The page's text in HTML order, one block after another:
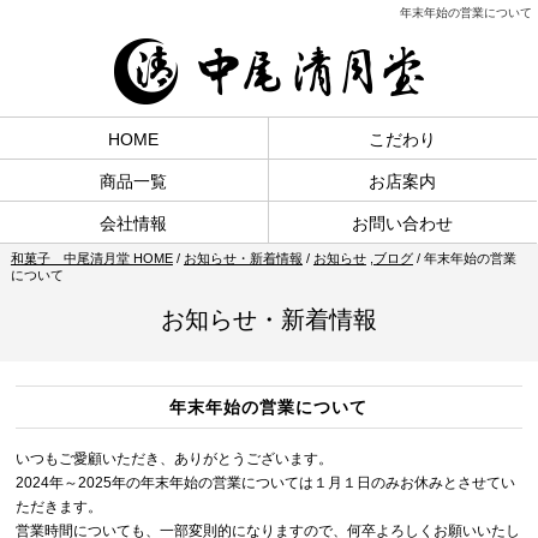
年末年始の営業について
HOME こだわり
商品一覧 お店案内
会社情報 お問い合わせ
和菓子 中尾清月堂 HOME/ お知らせ・新着情報 / お知らせ, ブログ/ 年末年始の営業
について
お知らせ・新着情報
年末年始の営業について
いつもご愛顧いただき、ありがとうございます。
2024年～2025年の年末年始の営業については１月１日のみお休みとさせてい
ただきます。
営業時間についても、一部変則的になりますので、何卒よろしくお願いいたし